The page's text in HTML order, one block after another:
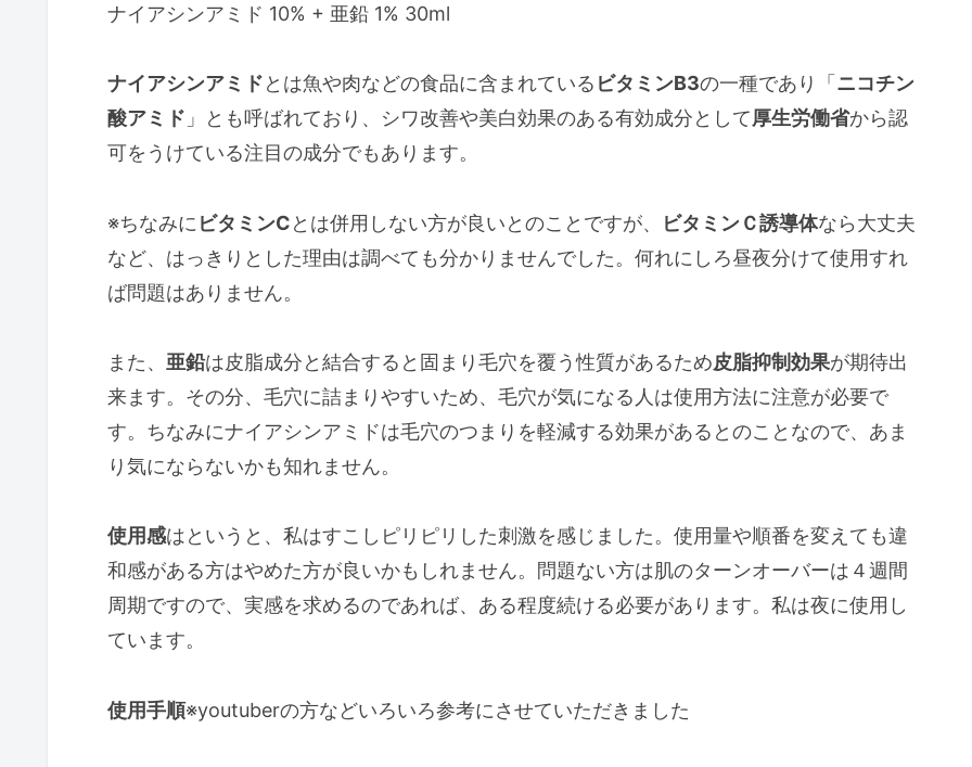
ナイアシンアミド 10% + 亜鉛 1% 30ml
ナイアシンアミドとは魚や肉などの食品に含まれている ビタミンB3の一種であり「 ニコチン
酸アミド 」とも呼ばれており、シワ改善や美白効果のある有効成分として厚生労働省から認
可をうけている注目の成分でもあります。
※ちなみに ビタミンCとは併用しない方が良いとのことですが、 ビタミンＣ誘導体なら大丈夫
など、はっきりとした理由は調べても分かりませんでした。何れにしろ昼夜分けて使用すれ
ば問題はありません。
また、 亜鉛は皮脂成分と結合すると固まり毛穴を覆う性質があるため皮脂抑制効果が期待出
来ます。その分、毛穴に詰まりやすいため、毛穴が気になる人は使用方法に注意が必要で
す。ちなみにナイアシンアミドは毛穴のつまりを軽減する効果があるとのことなので、あま
り気にならないかも知れません。
使用感はというと、私はすこしピリピリした刺激を感じました。使用量や順番を変えても違
和感がある方はやめた方が良いかもしれません。問題ない方は肌のターンオーバーは４週間
周期ですので、実感を求めるのであれば、ある程度続ける必要があります。私は夜に使用し
ています。
使用手順※youtuberの方などいろいろ参考にさせていただきました